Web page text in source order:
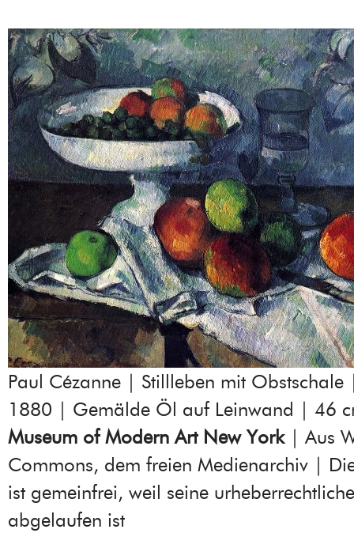
Paul Cézanne | Stillleben mit
1880 | Gemälde Öl auf Leinwand | 46
Museum of Modern Art New York| Aus
Commons, dem freien Medienarchiv |
ist gemeinfrei, weil seine
abgelaufen ist